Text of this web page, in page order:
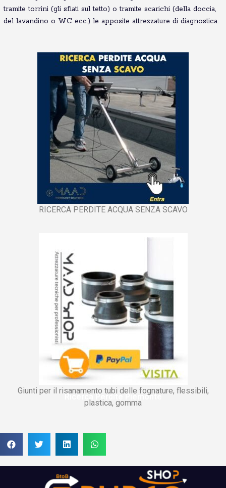
tramite torrini (gli sfiati sul tetto) o tramite scarichi (della doccia,
del lavandino o WC ecc.) le apposite attrezzature di diagnostica.
RICERCA PERDITE ACQUA SENZA SCAVO
Giunti per il risanamento tubi delle fognature, flessibili,
plastica, gomma
Ricerca Perdite Piemonte